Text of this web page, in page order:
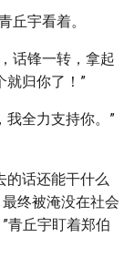
丘宇看着。
话锋一转，拿起
就归你了！”
我全力支持你。”
的话还能干什么
终被淹没在社会
青丘宇盯着郑伯